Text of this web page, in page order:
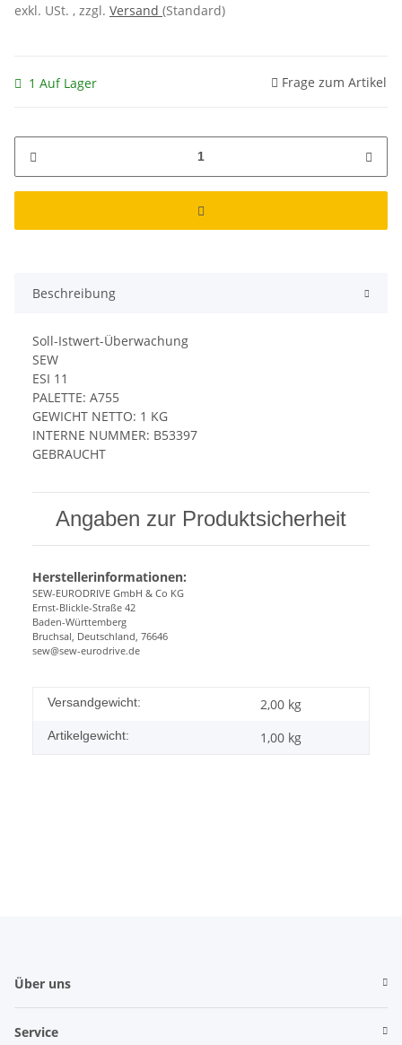
exkl. USt. , zzgl. Versand (Standard)
1 Auf Lager Frage zum Artikel
Beschreibung
Soll-Istwert-Überwachung
SEW
ESI 11
PALETTE: A755
GEWICHT NETTO: 1 KG
INTERNE NUMMER: B53397
GEBRAUCHT
Angaben zur Produktsicherheit
Herstellerinformationen:
SEW-EURODRIVE GmbH & Co KG
Ernst-Blickle-Straße 42
Baden-Württemberg
Bruchsal, Deutschland, 76646
sew@sew-eurodrive.de
Versandgewicht: 2,00 kg
Artikelgewicht: 1,00 kg
Über uns
Service